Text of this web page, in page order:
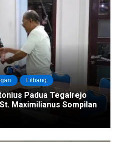
Litbang
Padua Tegalrejo
Maximilianus Sompilan